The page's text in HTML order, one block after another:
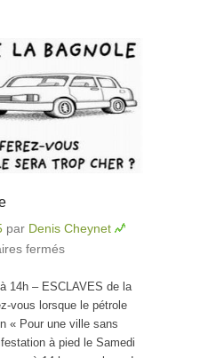
par Denis Cheynet
fermés
14h – ESCLAVES de la
vous lorsque le pétrole
« Pour une ville sans
à pied le Samedi